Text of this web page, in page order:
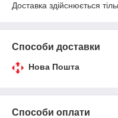
Доставка здійснюється
Способи доставки
Нова Пошта
Способи оплати